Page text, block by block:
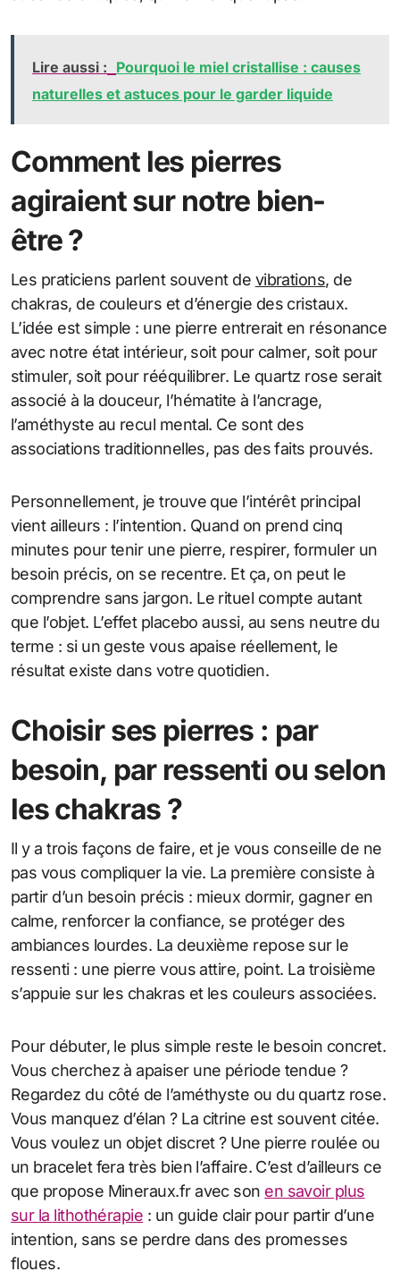
Lire aussi : Pourquoi le miel cristallise : causes
naturelles et astuces pour le garder liquide
Comment les pierres
agiraient sur notre bien-
être ?
Les praticiens parlent souvent de vibrations, de
chakras, de couleurs et d’énergie des cristaux.
L’idée est simple : une pierre entrerait en résonance
avec notre état intérieur, soit pour calmer, soit pour
stimuler, soit pour rééquilibrer. Le quartz rose serait
associé à la douceur, l’hématite à l’ancrage,
l’améthyste au recul mental. Ce sont des
associations traditionnelles, pas des faits prouvés.
Personnellement, je trouve que l’intérêt principal
vient ailleurs : l’intention. Quand on prend cinq
minutes pour tenir une pierre, respirer, formuler un
besoin précis, on se recentre. Et ça, on peut le
comprendre sans jargon. Le rituel compte autant
que l’objet. L’effet placebo aussi, au sens neutre du
terme : si un geste vous apaise réellement, le
résultat existe dans votre quotidien.
Choisir ses pierres : par
besoin, par ressenti ou selon
les chakras ?
Il y a trois façons de faire, et je vous conseille de ne
pas vous compliquer la vie. La première consiste à
partir d’un besoin précis : mieux dormir, gagner en
calme, renforcer la confiance, se protéger des
ambiances lourdes. La deuxième repose sur le
ressenti : une pierre vous attire, point. La troisième
s’appuie sur les chakras et les couleurs associées.
Pour débuter, le plus simple reste le besoin concret.
Vous cherchez à apaiser une période tendue ?
Regardez du côté de l’améthyste ou du quartz rose.
Vous manquez d’élan ? La citrine est souvent citée.
Vous voulez un objet discret ? Une pierre roulée ou
un bracelet fera très bien l’affaire. C’est d’ailleurs ce
que propose Mineraux.fr avec son en savoir plus
sur la lithothérapie : un guide clair pour partir d’une
intention, sans se perdre dans des promesses
floues.